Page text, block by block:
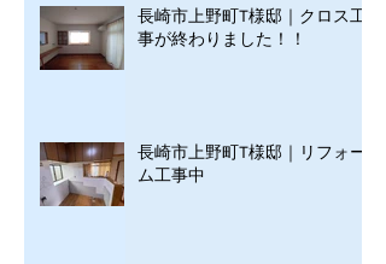
長崎市上野町T様邸｜クロス工
事が終わりました！！
長崎市上野町T様邸｜リフォー
ム工事中